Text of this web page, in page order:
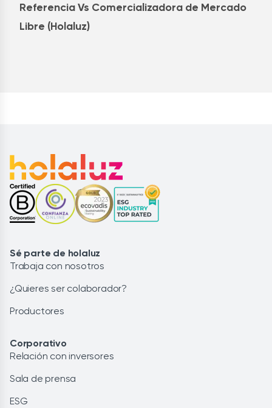
Referencia Vs Comercializadora de Mercado
Libre (Holaluz)
Sé parte de holaluz
Trabaja con nosotros
¿Quieres ser colaborador?
Productores
Corporativo
Relación con inversores
Sala de prensa
ESG